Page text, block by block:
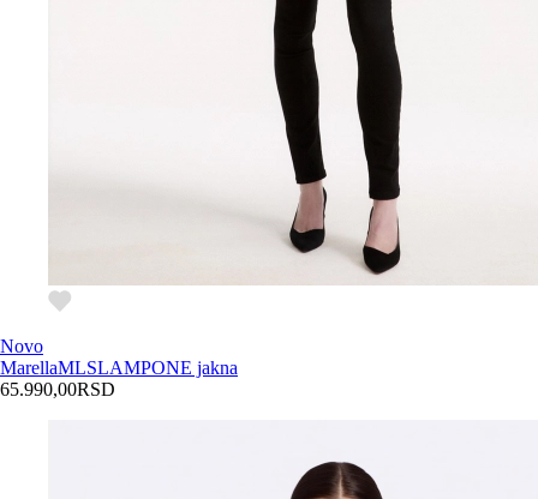
Novo
MarellaMLSLAMPONE jakna
65.990,00RSD